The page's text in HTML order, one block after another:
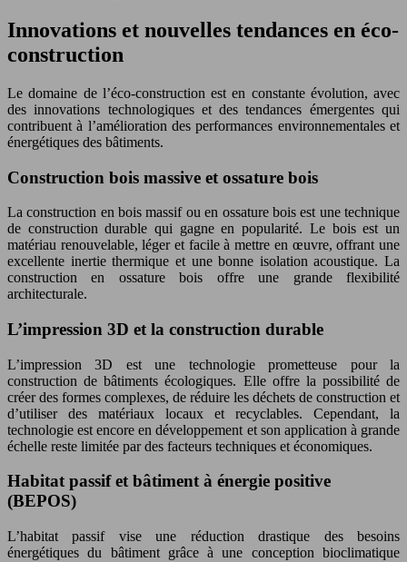
Innovations et nouvelles tendances en éco-
construction
Le domaine de l’éco-construction est en constante évolution, avec
des innovations technologiques et des tendances émergentes qui
contribuent à l’amélioration des performances environnementales et
énergétiques des bâtiments.
Construction bois massive et ossature bois
La construction en bois massif ou en ossature bois est une technique
de construction durable qui gagne en popularité. Le bois est un
matériau renouvelable, léger et facile à mettre en œuvre, offrant une
excellente inertie thermique et une bonne isolation acoustique. La
construction en ossature bois offre une grande flexibilité
architecturale.
L’impression 3D et la construction durable
L’impression 3D est une technologie prometteuse pour la
construction de bâtiments écologiques. Elle offre la possibilité de
créer des formes complexes, de réduire les déchets de construction et
d’utiliser des matériaux locaux et recyclables. Cependant, la
technologie est encore en développement et son application à grande
échelle reste limitée par des facteurs techniques et économiques.
Habitat passif et bâtiment à énergie positive
(BEPOS)
L’habitat passif vise une réduction drastique des besoins
énergétiques du bâtiment grâce à une conception bioclimatique